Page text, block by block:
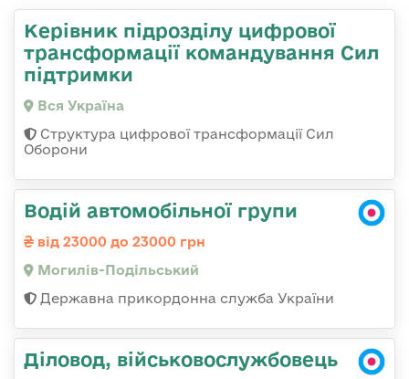
Керівник підрозділу цифрової
трансформації командування Сил
підтримки
Вся Україна
Структура цифрової трансформації Сил
Оборони
Водій автомобільної групи
від 23000 до 23000 грн
Могилів-Подільський
Державна прикордонна служба України
Діловод, військовослужбовець